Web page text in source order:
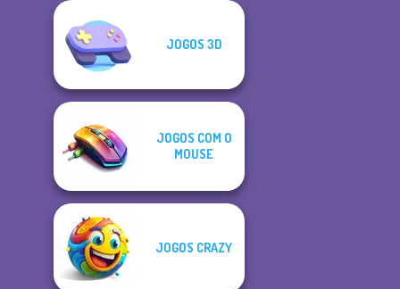
JOGOS 3D
JOGOS COM O
MOUSE
JOGOS CRAZY